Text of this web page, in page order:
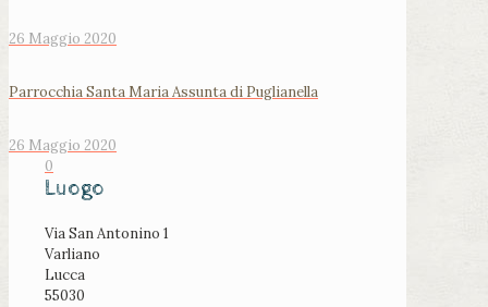
26 Maggio 2020
Parrocchia Santa Maria Assunta di Puglianella
26 Maggio 2020
0
Luogo
Via San Antonino 1
Varliano
Lucca
55030